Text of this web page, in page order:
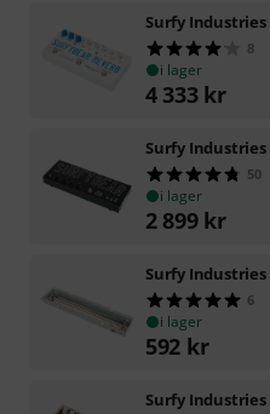
Surfy Industries
8
i lager
4 333 kr
Surfy Industries
50
i lager
2 899 kr
Surfy Industries
6
i lager
592 kr
Surfy Industries